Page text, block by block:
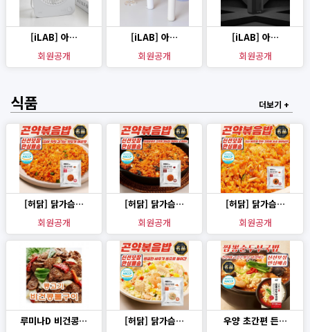
[iLAB] 아…
회원공개
[iLAB] 아…
회원공개
[iLAB] 아…
회원공개
식품 더보기 +
[허닭] 닭가슴…
회원공개
[허닭] 닭가슴…
회원공개
[허닭] 닭가슴…
회원공개
루미나D 비건콩…
[허닭] 닭가슴…
우양 초간편 든…